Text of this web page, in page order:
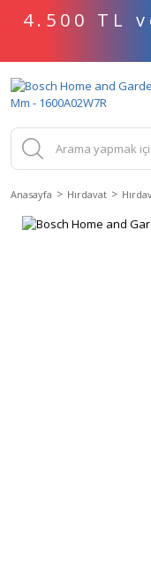
4.500 TL
Anasayfa Hırdavat